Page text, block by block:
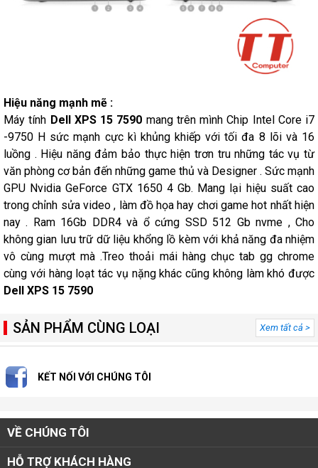
Hiệu năng mạnh mẽ :
Máy tính Dell XPS 15 7590 mang trên mình Chip Intel Core i7
-9750 H sức mạnh cực kì khủng khiếp với tối đa 8 lõi và 16
luồng . Hiệu năng đảm bảo thực hiện trơn tru những tác vụ từ
văn phòng cơ bản đến những game thủ và Designer . Sức mạnh
GPU Nvidia GeForce GTX 1650 4 Gb. Mang lại hiệu suất cao
trong chỉnh sửa video , làm đồ họa hay chơi game hot nhất hiện
nay . Ram 16Gb DDR4 và ổ cứng SSD 512 Gb nvme , Cho
không gian lưu trữ dữ liệu khổng lồ kèm với khả năng đa nhiệm
vô cùng mượt mà .Treo thoải mái hàng chục tab gg chrome
cùng với hàng loạt tác vụ nặng khác cũng không làm khó được
Dell XPS 15 7590
Xem tất cả >
SẢN PHẨM CÙNG LOẠI
KẾT NỐI VỚI CHÚNG TÔI
VỀ CHÚNG TÔI
HỖ TRỢ KHÁCH HÀNG